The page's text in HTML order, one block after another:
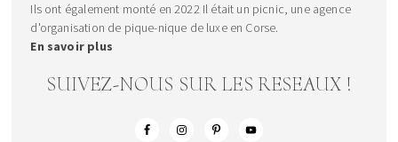
Ils ont également monté en 2022 Il était un picnic, une agence
d'organisation de pique-nique de luxe en Corse.
En savoir plus
SUIVEZ-NOUS SUR LES RESEAUX !